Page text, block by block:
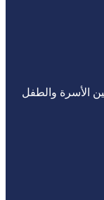
الأسرة والطفل